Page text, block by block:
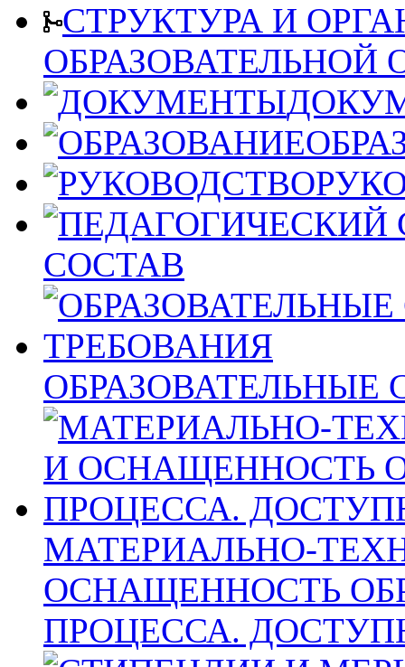
СТРУКТУРА И
ОБРАЗОВАТЕЛЬНОЙ
СОСТАВ
ОБРАЗОВАТЕЛЬНЫЕ
МАТЕРИАЛЬНО-
ОСНАЩЕННОСТЬ
ПРОЦЕССА.